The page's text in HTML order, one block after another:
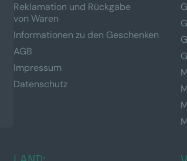
Reklamation und Rückgabe
von Waren
Informationen zu den Geschenken
AGB
Impressum
Datenschutz